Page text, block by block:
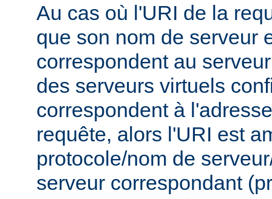
Au cas où l'URI de la
que son nom de serveur
correspondent au
des serveurs virtuels
correspondent à
requête, alors l'URI est
protocole/nom de
serveur correspondant